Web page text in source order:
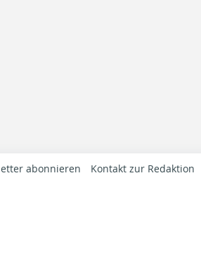
abonnieren Kontakt zur Redaktion